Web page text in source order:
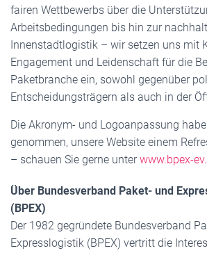
fairen Wettbewerbs über die
Arbeitsbedingungen bis hin zur
Innenstadtlogistik – wir setzen uns mit
Engagement und Leidenschaft für die
Paketbranche ein, sowohl gegenüber
Entscheidungsträgern als auch in der
Die Akronym- und Logoanpassung
genommen, unsere Website einem
– schauen Sie gerne unterwww.bpex-
Über Bundesverband Paket- und
(BPEX)
Der 1982 gegründete Bundesverband
Expresslogistik (BPEX) vertritt die